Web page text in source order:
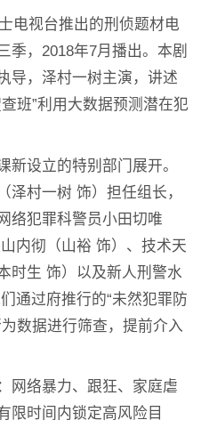
视台推出的刑侦题材电
季，2018年7月播出。本剧
导，泽村一树主演，讲述
班”利用大数据预测潜在犯
新设立的特别部门展开。
泽村一树 饰）担任组长，
络犯罪科警员小田切唯
内彻（山裕 饰）、技术天
时生 饰）以及新人刑警水
通过府推行的“未然犯罪防
数据进行筛查，提前介入
网络暴力、跟狂、家庭虐
限时间内锁定高风险目